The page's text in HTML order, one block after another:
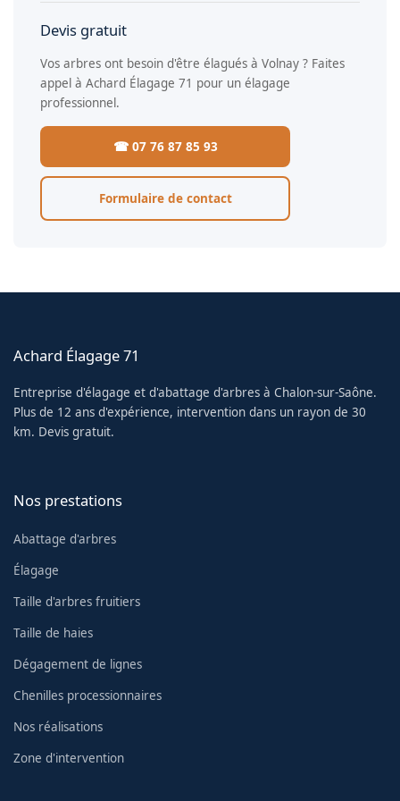
Devis gratuit
Vos arbres ont besoin d'être élagués à Volnay ? Faites
appel à Achard Élagage 71 pour un élagage
professionnel.
☎ 07 76 87 85 93
Formulaire de contact
Achard Élagage 71
Entreprise d'élagage et d'abattage d'arbres à Chalon-sur-Saône.
Plus de 12 ans d'expérience, intervention dans un rayon de 30
km. Devis gratuit.
Nos prestations
Abattage d'arbres
Élagage
Taille d'arbres fruitiers
Taille de haies
Dégagement de lignes
Chenilles processionnaires
Nos réalisations
Zone d'intervention